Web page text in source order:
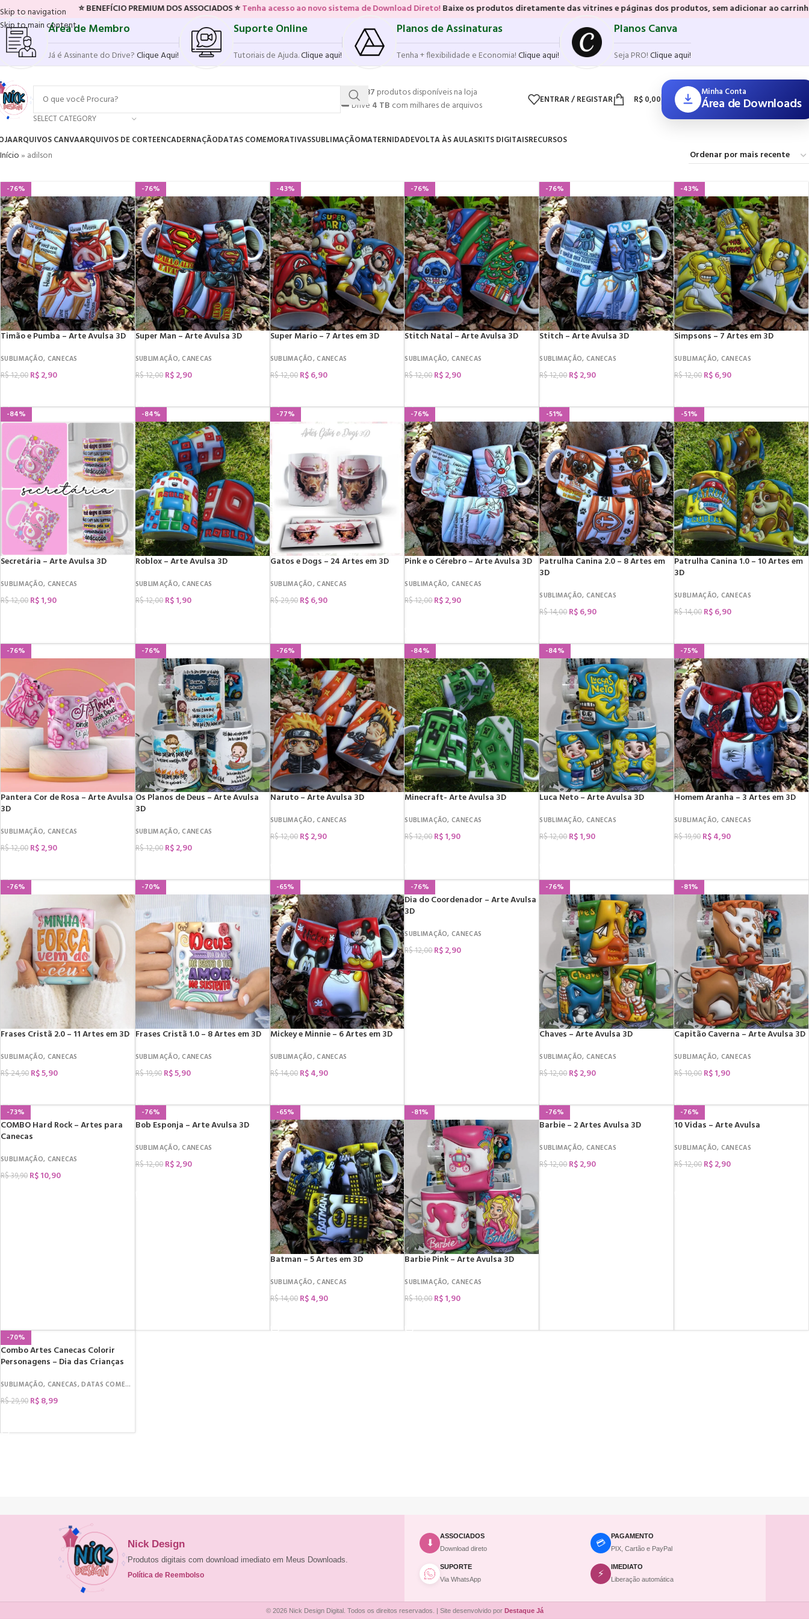
Skip to navigation
Skip to main content
⭐ BENEFÍCIO PREMIUM DOS ASSOCIADOS ⭐Tenha acesso ao novo sistema de Download Direto!Baixe os produtos diretamente das vitrines e páginas dos produtos, sem adicionar ao carrinho e sem precisar
Área de Membro
Já é Assinante do Drive?Clique Aqui!
Suporte Online
Tutoriais de Ajuda.Clique aqui!
Planos de Assinaturas
Tenha + flexibilidade e Economia!Clique aqui!
Planos Canva
Seja PRO!Clique aqui!
SELECT CATEGORY
💥17.587 produtos disponíveis na loja
☁️ Drive 4 TB com milhares de arquivos ENTRAR / REGISTAR R$0,00
Minha Conta
Área de Downloads
ARQUIVOS CANVAARQUIVOS DE CORTEENCADERNAÇÃODATAS COMEMORATIVASSUBLIMAÇÃOMATERNIDADEVOLTA ÀS AULASKITS DIGITAISRECURSOS
Início» adilson
-76%
Timão e Pumba – Arte Avulsa 3D
SUBLIMAÇÃO, CANECAS
R$12,00 R$2,90
-76%
Super Man – Arte Avulsa 3D
SUBLIMAÇÃO,CANECAS
R$12,00 R$2,90
-43%
Super Mario – 7 Artes em 3D
SUBLIMAÇÃO,CANECAS
R$12,00 R$6,90
-76%
Stitch Natal – Arte Avulsa 3D
SUBLIMAÇÃO, CANECAS
R$12,00R$2,90
-76%
Stitch – Arte Avulsa 3D
SUBLIMAÇÃO, CANECAS
R$12,00 R$2,90
-43%
Simpsons – 7 Artes em 3D
SUBLIMAÇÃO, CANECAS
R$12,00 R$6,90
-84%
Secretária – Arte Avulsa 3D
SUBLIMAÇÃO, CANECAS
R$12,00 R$1,90
-84%
Roblox – Arte Avulsa 3D
SUBLIMAÇÃO,CANECAS
R$12,00 R$1,90
-77%
Gatos e Dogs – 24 Artes em 3D
SUBLIMAÇÃO,CANECAS
R$29,90 R$6,90
-76%
Pink e o Cérebro – Arte Avulsa 3D
SUBLIMAÇÃO, CANECAS
R$12,00R$2,90
-51%
Patrulha Canina 2.0 – 8 Artes em
3D
SUBLIMAÇÃO, CANECAS
R$14,00 R$6,90
-51%
Patrulha Canina 1.0 – 10 Artes em
3D
SUBLIMAÇÃO, CANECAS
R$14,00 R$6,90
-76%
Pantera Cor de Rosa – Arte Avulsa
3D
SUBLIMAÇÃO, CANECAS
R$12,00 R$2,90
-76%
Os Planos de Deus – Arte Avulsa
3D
SUBLIMAÇÃO,CANECAS
R$12,00 R$2,90
-76%
Naruto – Arte Avulsa 3D
SUBLIMAÇÃO,CANECAS
R$12,00 R$2,90
-84%
Minecraft- Arte Avulsa 3D
SUBLIMAÇÃO, CANECAS
R$12,00R$1,90
-84%
Luca Neto – Arte Avulsa 3D
SUBLIMAÇÃO, CANECAS
R$12,00 R$1,90
-75%
Homem Aranha – 3 Artes em 3D
SUBLIMAÇÃO, CANECAS
R$19,90 R$4,90
-76%
Frases Cristã 2.0 – 11 Artes em 3D
SUBLIMAÇÃO, CANECAS
R$24,90 R$5,90
-70%
Frases Cristã 1.0 – 8 Artes em 3D
SUBLIMAÇÃO,CANECAS
R$19,90 R$5,90
-65%
Mickey e Minnie – 6 Artes em 3D
SUBLIMAÇÃO,CANECAS
R$14,00 R$4,90
-76%
Dia do Coordenador – Arte Avulsa
3D
SUBLIMAÇÃO, CANECAS
R$12,00R$2,90
-76%
Chaves – Arte Avulsa 3D
SUBLIMAÇÃO, CANECAS
R$12,00 R$2,90
-81%
Capitão Caverna – Arte Avulsa 3D
SUBLIMAÇÃO, CANECAS
R$10,00 R$1,90
-73%
COMBO Hard Rock – Artes para
Canecas
SUBLIMAÇÃO, CANECAS
R$39,90 R$10,90
-76%
Bob Esponja – Arte Avulsa 3D
SUBLIMAÇÃO,CANECAS
R$12,00 R$2,90
-65%
Batman – 5 Artes em 3D
SUBLIMAÇÃO,CANECAS
R$14,00 R$4,90
-81%
Barbie Pink – Arte Avulsa 3D
SUBLIMAÇÃO, CANECAS
R$10,00R$1,90
-76%
Barbie – 2 Artes Avulsa 3D
SUBLIMAÇÃO, CANECAS
R$12,00 R$2,90
-76%
10 Vidas – Arte Avulsa
SUBLIMAÇÃO, CANECAS
R$12,00 R$2,90
-70%
Combo Artes Canecas Colorir
Personagens – Dia das Crianças
SUBLIMAÇÃO, CANECAS,DATAS COMEMORATIVAS
R$29,90 R$8,99
Nick Design
Produtos digitais com download imediato em Meus Downloads.
Política de Reembolso
⬇
ASSOCIADOS
Download direto
💳
PAGAMENTO
PIX, Cartão e PayPal
SUPORTE
Via WhatsApp
⚡
IMEDIATO
Liberação automática
© 2026 Nick Design Digital. Todos os direitos reservados. | Site desenvolvido por Destaque Já